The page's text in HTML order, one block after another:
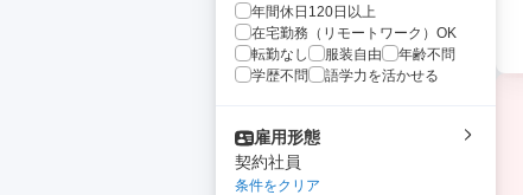
年間休日120日以上
在宅勤務（リモートワーク）OK
転勤なし
服装自由
年齢不問
学歴不問
語学力を活かせる
雇用形態
契約社員
条件をクリア